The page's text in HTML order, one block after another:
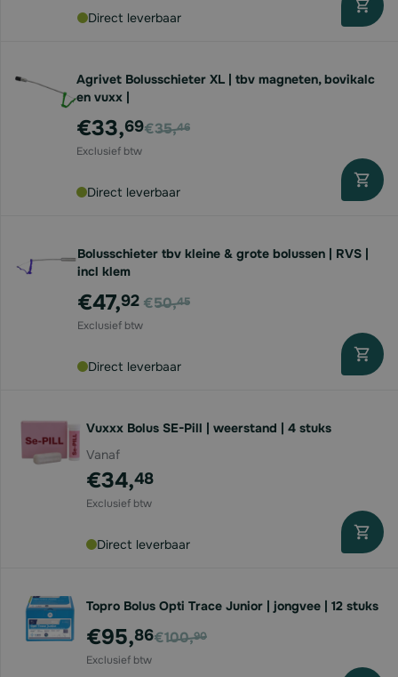
Direct leverbaar
Agrivet Bolusschieter XL | tbv magneten, bovikalc
en vuxx |
Voor
€33,69€35,46
Direct leverbaar
Bolusschieter tbv kleine & grote bolussen | RVS |
incl klem
Voor
€47,92 €50,45
Direct leverbaar
Vuxxx Bolus SE-Pill | weerstand | 4 stuks
Vanaf
€34,48
Direct leverbaar
Topro Bolus Opti Trace Junior | jongvee | 12 stuks
Voor
€95,86€100,90